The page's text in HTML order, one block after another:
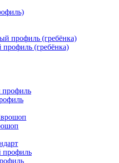
(гребёнка)